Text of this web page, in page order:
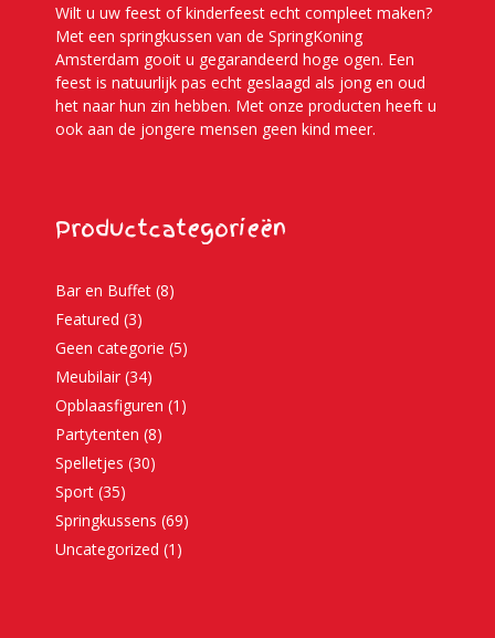
Wilt u uw feest of kinderfeest echt compleet maken?
Met een springkussen van de SpringKoning
Amsterdam gooit u gegarandeerd hoge ogen. Een
feest is natuurlijk pas echt geslaagd als jong en oud
het naar hun zin hebben. Met onze producten heeft u
ook aan de jongere mensen geen kind meer.
Productcategorieën
Bar en Buffet (8)
Featured (3)
Geen categorie (5)
Meubilair (34)
Opblaasfiguren (1)
Partytenten (8)
Spelletjes (30)
Sport (35)
Springkussens (69)
Uncategorized (1)